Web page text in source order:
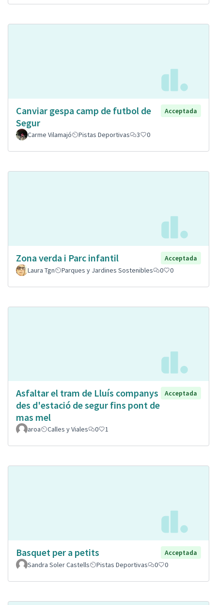
Canviar gespa camp de futbol de
Segur
Acceptada
Carme Vilamajó Pistas Deportivas 3 0
Zona verda i Parc infantil
Acceptada
Laura Tgn
Parques y Jardines Sostenibles 0 0
Asfaltar el tram de Lluís companys
des d'estació de segur fins pont de
mas mel
Acceptada
aroa Calles y Viales 0 1
Basquet per a petits
Acceptada
Sandra Soler Castells
Pistas Deportivas 0 0